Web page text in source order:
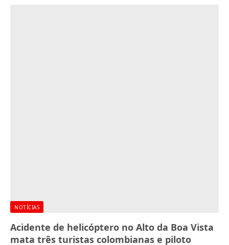
NOTÍCIAS
Acidente de helicóptero no Alto da Boa Vista
mata três turistas colombianas e piloto